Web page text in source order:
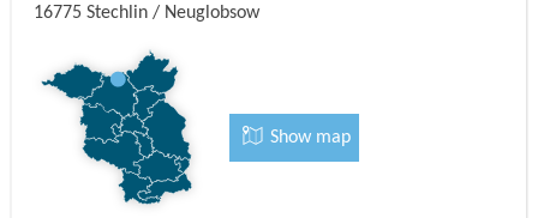
16775 Stechlin / Neuglobsow
Show map